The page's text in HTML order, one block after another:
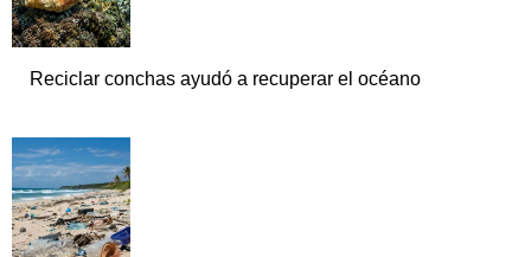
Reciclar conchas ayudó a recuperar el océano